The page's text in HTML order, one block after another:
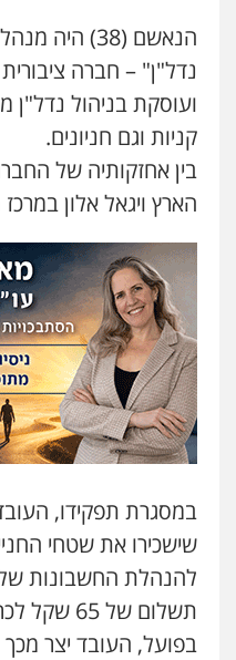
עו"ד ד"ר
כלכלי
עו"ד אמיר
פלילי
מצגר
נדל"ן /
הוצאה
עורך דין
אברהם
מיסים כלכלי
הון
הנאשם (38)
נדל"ן" – חברה
ועוסקת בניהול נדל"ן
קניות וגם חניונים.
בין אחזקותיה של
הארץ ויגאל אלון
במסגרת תפקידו,
שישכירו את שטחי
להנהלת החשבונות
תשלום של 65 שקל לכרטיס חניה יומי.
בפועל, העובד יצר